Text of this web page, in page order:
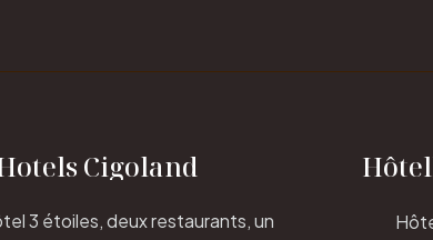
Cigoland
3 étoiles, deux restaurants, un